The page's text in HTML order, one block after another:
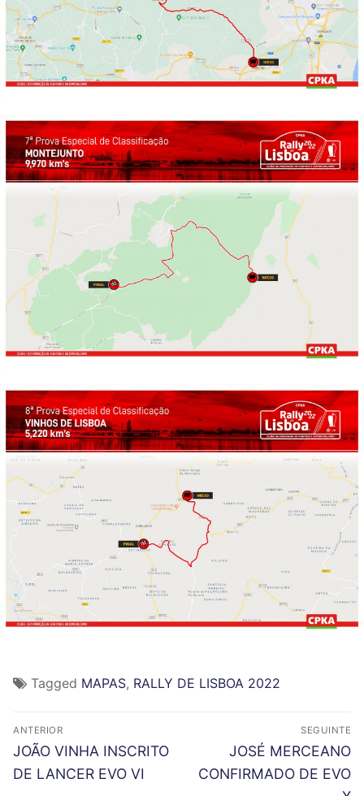
Tagged MAPAS, RALLY DE LISBOA 2022
N
a
v
ANTERIOR
P
r
JOÃO VINHA INSCRITO
DE LANCER EVO VI
SEGUINTE
N
e
JOSÉ MERCEANO
CONFIRMADO DE EVO